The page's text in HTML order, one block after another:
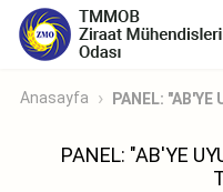
Anasayfa PANEL: "AB'YE
PANEL: "AB'YE